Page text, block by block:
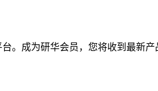
。成为研华会员，您将收到最新